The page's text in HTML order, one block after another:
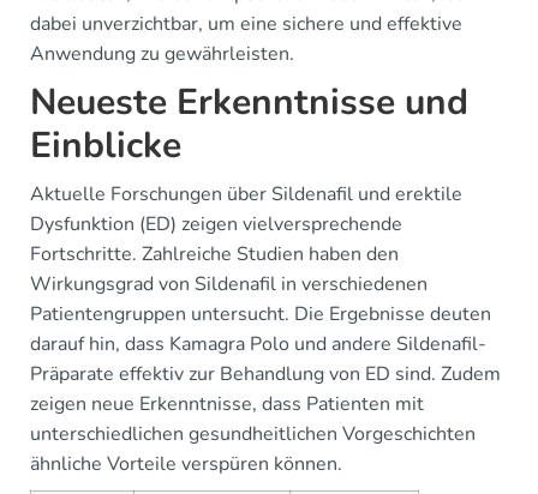
dabei unverzichtbar, um eine sichere und effektive
Anwendung zu gewährleisten.
Neueste Erkenntnisse und
Einblicke
Aktuelle Forschungen über Sildenafil und erektile
Dysfunktion (ED) zeigen vielversprechende
Fortschritte. Zahlreiche Studien haben den
Wirkungsgrad von Sildenafil in verschiedenen
Patientengruppen untersucht. Die Ergebnisse deuten
darauf hin, dass Kamagra Polo und andere Sildenafil-
Präparate effektiv zur Behandlung von ED sind. Zudem
zeigen neue Erkenntnisse, dass Patienten mit
unterschiedlichen gesundheitlichen Vorgeschichten
ähnliche Vorteile verspüren können.